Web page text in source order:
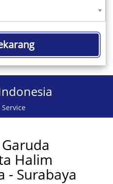
Service
Garuda
Halim
- Surabaya